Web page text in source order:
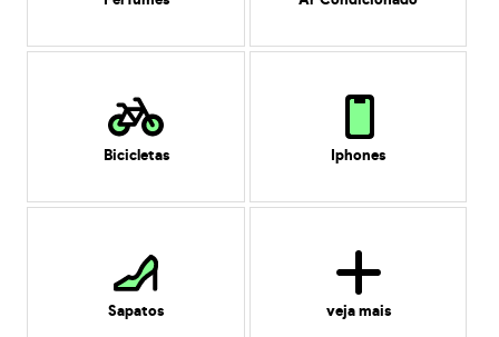
Bicicletas Iphones
Sapatos veja mais